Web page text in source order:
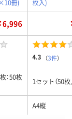
冊) 枚入)
6,996
4.3 （3件）
：50枚
1セット（50枚
A4縦